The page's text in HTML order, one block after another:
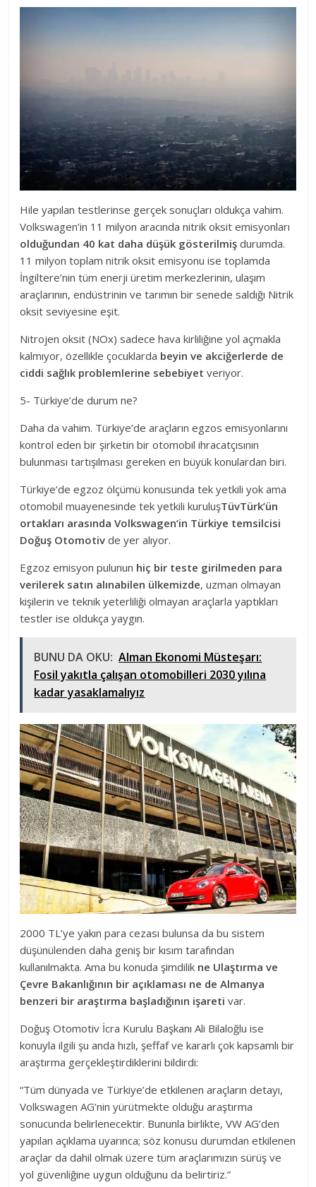
Hile yapılan testlerinse gerçek sonuçları oldukça vahim.
Volkswagen’in 11 milyon aracında nitrik oksit emisyonları
olduğundan 40 kat daha düşük gösterilmişdurumda.
11 milyon toplam nitrik oksit emisyonu ise toplamda
İngiltere’nin tüm enerji üretim merkezlerinin, ulaşım
araçlarının, endüstrinin ve tarımın bir senede saldığı Nitrik
oksit seviyesine eşit.
Nitrojen oksit (NOx) sadece hava kirliliğine yol açmakla
kalmıyor, özellikle çocuklarda beyin ve akciğerlerde de
ciddi sağlık problemlerine sebebiyetveriyor.
5- Türkiye’de durum ne?
Daha da vahim. Türkiye’de araçların egzos emisyonlarını
kontrol eden bir şirketin bir otomobil ihracatçısının
bulunması tartışılması gereken en büyük konulardan biri.
Türkiye’de egzoz ölçümü konusunda tek yetkili yok ama
otomobil muayenesinde tek yetkili kuruluşTüvTürk’ün
ortakları arasında Volkswagen’in Türkiye temsilcisi
Doğuş Otomotiv de yer alıyor.
Egzoz emisyon pulunun hiç bir teste girilmeden para
verilerek satın alınabilen ülkemizde, uzman olmayan
kişilerin ve teknik yeterliliği olmayan araçlarla yaptıkları
testler ise oldukça yaygın.
BUNU DA OKU: Alman Ekonomi Müsteşarı:
Fosil yakıtla çalışan otomobilleri 2030 yılına
kadar yasaklamalıyız
2000 TL’ye yakın para cezası bulunsa da bu sistem
düşünülenden daha geniş bir kısım tarafından
kullanılmakta. Ama bu konuda şimdilik ne Ulaştırma ve
Çevre Bakanlığının bir açıklaması ne de Almanya
benzeri bir araştırma başladığının işareti var.
Doğuş Otomotiv İcra Kurulu Başkanı Ali Bilaloğlu ise
konuyla ilgili şu anda hızlı, şeffaf ve kararlı çok kapsamlı bir
araştırma gerçekleştirdiklerini bildirdi:
“Tüm dünyada ve Türkiye’de etkilenen araçların detayı,
Volkswagen AG’nin yürütmekte olduğu araştırma
sonucunda belirlenecektir. Bununla birlikte, VW AG’den
yapılan açıklama uyarınca; söz konusu durumdan etkilenen
araçlar da dahil olmak üzere tüm araçlarımızın sürüş ve
yol güvenliğine uygun olduğunu da belirtiriz.”